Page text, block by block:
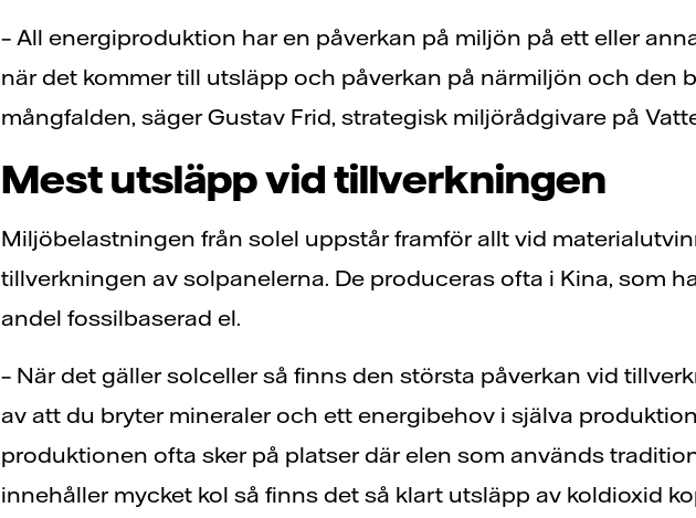
– All energiproduktion har en påverkan på miljön på ett eller
när det kommer till utsläpp och påverkan på närmiljön och den
mångfalden, säger Gustav Frid, strategisk miljörådgivare på
Mest utsläpp vid tillverkningen
Miljöbelastningen från solel uppstår framför allt vid
tillverkningen av solpanelerna. De produceras ofta i Kina, som
andel fossilbaserad el.
– När det gäller solceller så finns den största påverkan vid
av att du bryter mineraler och ett energibehov i själva
produktionen ofta sker på platser där elen som används
innehåller mycket kol så finns det så klart utsläpp av koldioxid